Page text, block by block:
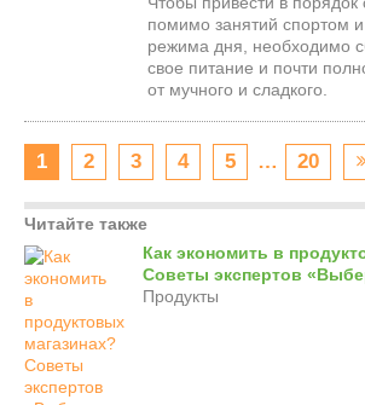
помимо занятий спортом
режима дня, необходимо
свое питание и почти
от мучного и сладкого.
1 2 3 4 5 … 20
Читайте также
Как экономить в
Советы экспертов
Продукты